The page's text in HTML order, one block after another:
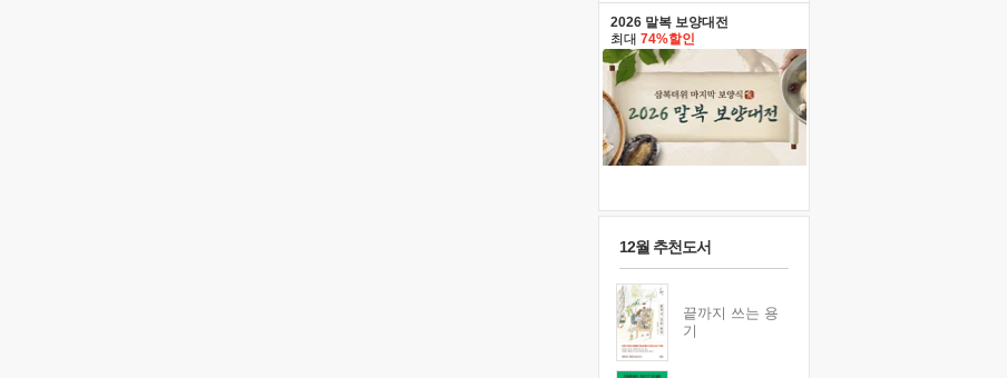
2026 말복 보양대전
최대 74%할인
12월 추천도서
끝까지 쓰는 용
기